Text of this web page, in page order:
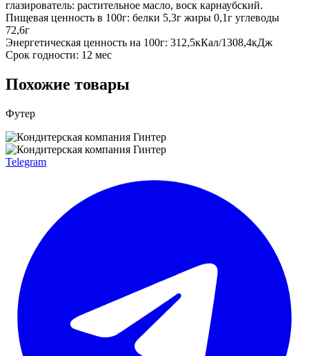
глазирователь: растительное масло, воск карнаубский.
Пищевая ценность в 100г: белки 5,3г жиры 0,1г углеводы
72,6г
Энергетическая ценность на 100г: 312,5кКал/1308,4кДж
Срок годности: 12 мес
Похожие товары
Футер
Telegram